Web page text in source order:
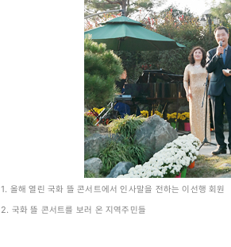
1. 올해 열린 국화 뜰 콘서트에서 인사말을 전하는 이선행 회원
2. 국화 뜰 콘서트를 보러 온 지역주민들